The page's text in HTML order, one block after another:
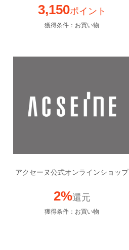
3,150ポイント
獲得条件：お買い物
アクセーヌ公式オンラインショップ
2%還元
獲得条件：お買い物